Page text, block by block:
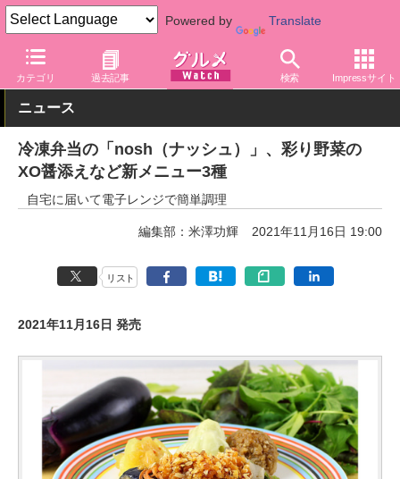
Powered by Translate
カテゴリ 過去記事 検索 Impressサイト
グルメ Watch 食品 冷凍食品
ニュース
冷凍弁当の「nosh（ナッシュ）」、彩り野菜の
XO醤添えなど新メニュー3種
自宅に届いて電子レンジで簡単調理
編集部：米澤功輝 2021年11月16日 19:00
リスト
2021年11月16日 発売